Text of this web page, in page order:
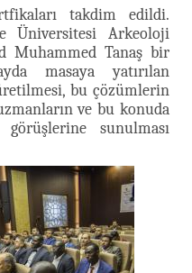
takdim edildi.
Üniversitesi Arkeoloji
Muhammed Tanaş bir
masaya yatırılan
bu çözümlerin
ve bu konuda
sunulması